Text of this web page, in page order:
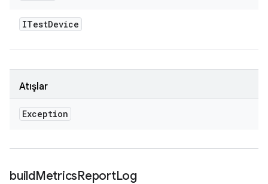
ITestDevice
Atışlar
Exception
buildMetricsReportLog